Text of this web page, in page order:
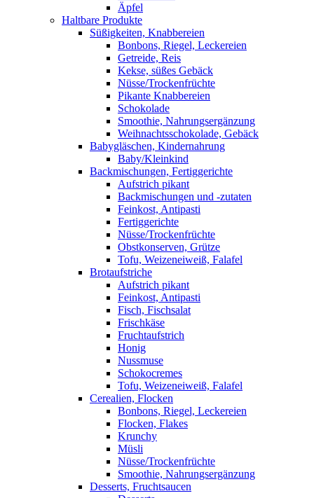
Äpfel
Haltbare Produkte
Süßigkeiten, Knabbereien
Bonbons, Riegel, Leckereien
Getreide, Reis
Kekse, süßes Gebäck
Nüsse/Trockenfrüchte
Pikante Knabbereien
Schokolade
Smoothie, Nahrungsergänzung
Weihnachtsschokolade, Gebäck
Babygläschen, Kindernahrung
Baby/Kleinkind
Backmischungen, Fertiggerichte
Aufstrich pikant
Backmischungen und -zutaten
Feinkost, Antipasti
Fertiggerichte
Nüsse/Trockenfrüchte
Obstkonserven, Grütze
Tofu, Weizeneiweiß, Falafel
Brotaufstriche
Aufstrich pikant
Feinkost, Antipasti
Fisch, Fischsalat
Frischkäse
Fruchtaufstrich
Honig
Nussmuse
Schokocremes
Tofu, Weizeneiweiß, Falafel
Cerealien, Flocken
Bonbons, Riegel, Leckereien
Flocken, Flakes
Krunchy
Müsli
Nüsse/Trockenfrüchte
Smoothie, Nahrungsergänzung
Desserts, Fruchtsaucen